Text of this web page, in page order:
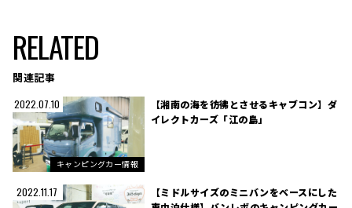
RELATED
関連記事
2022.07.10
キャンピングカー情報
【湘南の海を彷彿とさせるキャブコン】ダ
イレクトカーズ「江の島」
2022.11.17
【ミドルサイズのミニバンをベースにした